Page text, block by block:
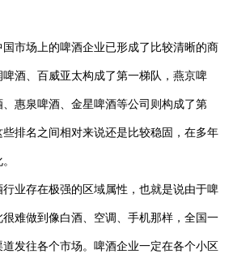
场上的啤酒企业已形成了比较清晰的商
酒、百威亚太构成了第一梯队，燕京啤
惠泉啤酒、金星啤酒等公司则构成了第
排名之间相对来说还是比较稳固，在多年
存在极强的区域属性，也就是说由于啤
难做到像白酒、空调、手机那样，全国一
发往各个市场。啤酒企业一定在各个小区